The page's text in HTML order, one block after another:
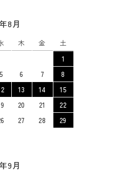
8月
木 金
土
1
5 6 7
8
13 14
15
20 21
22
27 28
29
9月